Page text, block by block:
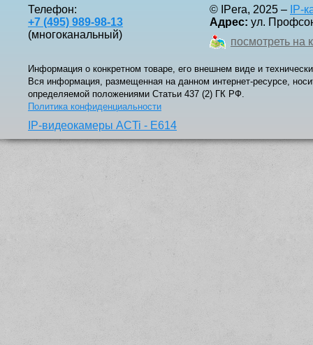
Телефон:
+7 (495) 989-98-13
(многоканальный)
© IPera, 2025 – IP-
Адрес: ул.
посмотреть на
Информация о конкретном товаре, его внешнем виде и
Вся информация, размещенная на данном интернет-ресурсе,
определяемой положениями Статьи 437 (2) ГК РФ.
Политика конфиденциальности
IP-видеокамеры ACTi - E614